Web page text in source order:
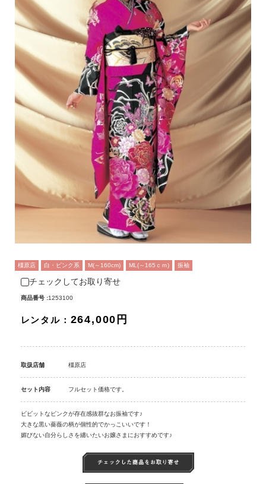
橿原店 白・ピンク系 M(～160cm) ML(～165ｃｍ) 振袖
チェックしてお取り寄せ
商品番号 :1253100
レンタル： 264,000円
取扱店舗 橿原店
セット内容 フルセット価格です。
ビビットなピンクが存在感抜群なお振袖です♪
大きな黒い薔薇の柄が個性的でかっこいいです！
媚びない自分らしさを纏いたいお嬢さまにおすすめです♪